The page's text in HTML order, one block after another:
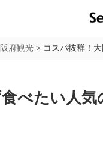
府観光> コスパ抜群！
べたい人